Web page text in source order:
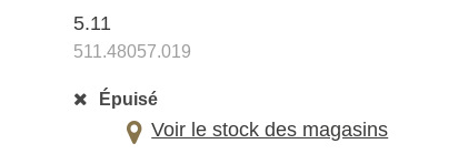
5.11
511.48057.019
Épuisé
Voir le stock des magasins